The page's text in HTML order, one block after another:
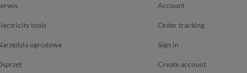
serwis
electricity tools
narzędzia ogrodowe
osprzęt
account
order tracking
sign in
create account